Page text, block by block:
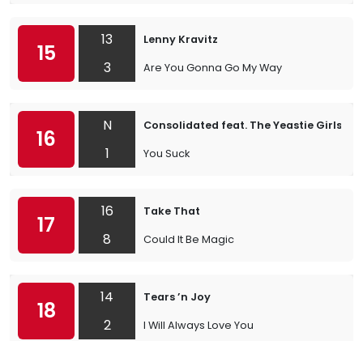
15
13
3
Lenny Kravitz
Are You Gonna Go My Way
16
N
1
Consolidated feat. The Yeastie Girls
You Suck
17
16
8
Take That
Could It Be Magic
18
14
2
Tears ’n Joy
I Will Always Love You